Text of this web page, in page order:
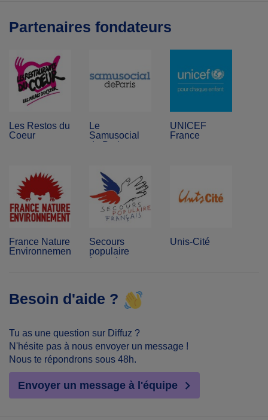
Partenaires fondateurs
Les Restos du
Coeur
Le
Samusocial
de Paris
UNICEF
France
France Nature
Environnement
Secours
populaire
français
Unis-Cité
Besoin d'aide ?
Tu as une question sur Diffuz ?
N'hésite pas à nous envoyer un message !
Nous te répondrons sous 48h.
Envoyer un message à l'équipe